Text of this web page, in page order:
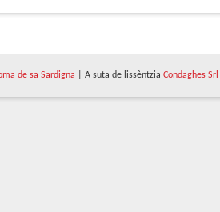
de sa Sardigna | A suta de lissèntzia Condaghes Srl